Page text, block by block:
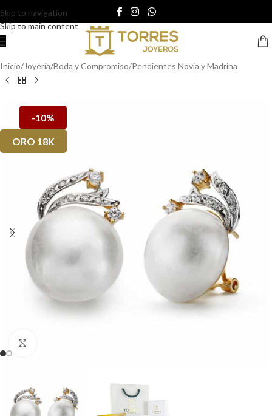
Skip to navigation
Skip to main content
Inicio/Joyería/Boda y Compromiso/Pendientes Novia y Madrina
-10%
ORO 18K